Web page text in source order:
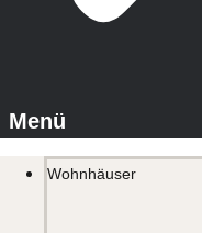
Wohnhäuser